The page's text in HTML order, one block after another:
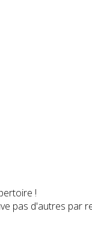
!
pas d'autres par